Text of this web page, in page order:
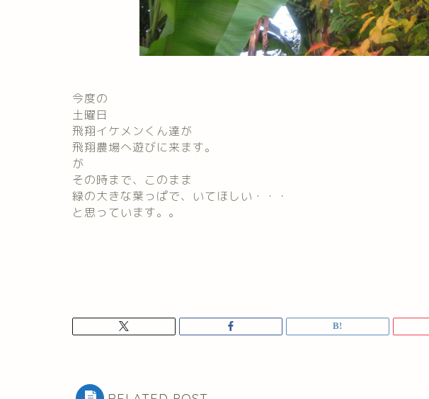
今度の
土曜日
飛翔イケメンくん達が
飛翔農場へ遊びに来ます。
が
その時まで、このまま
緑の大きな葉っぱで、いてほしい・・・
と思っています。。